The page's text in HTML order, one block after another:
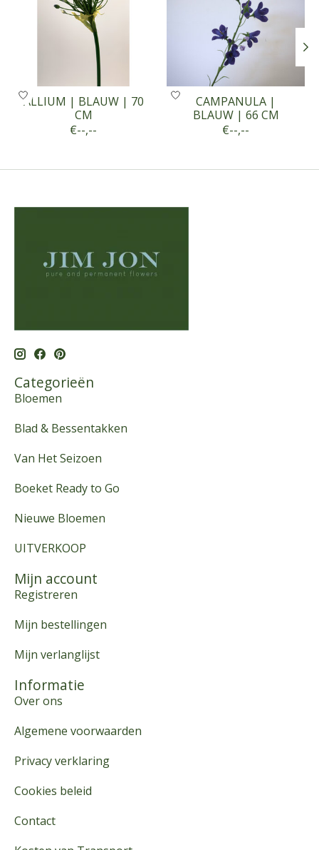
ALLIUM | BLAUW | 70
CM
€--,--
CAMPANULA |
BLAUW | 66 CM
€--,--
Categorieën
Bloemen
Blad & Bessentakken
Van Het Seizoen
Boeket Ready to Go
Nieuwe Bloemen
UITVERKOOP
Mijn account
Registreren
Mijn bestellingen
Mijn verlanglijst
Informatie
Over ons
Algemene voorwaarden
Privacy verklaring
Cookies beleid
Contact